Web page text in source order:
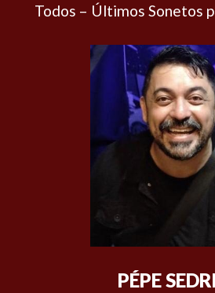
Todos – Últimos Sonetos
PÉPE